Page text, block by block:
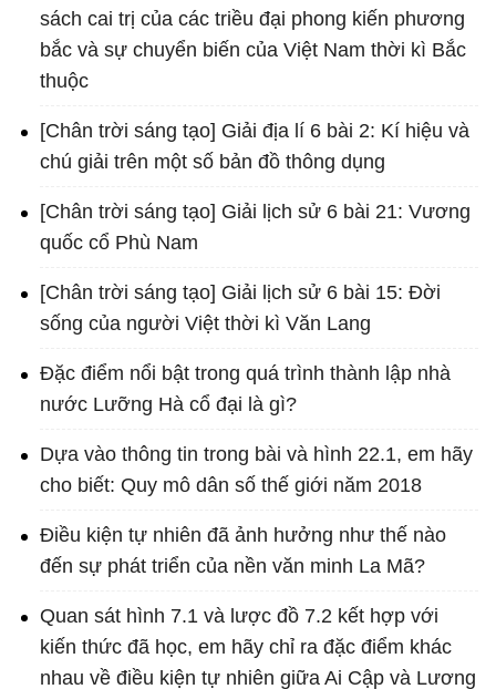
sách cai trị của các triều đại phong kiến phương
bắc và sự chuyển biến của Việt Nam thời kì Bắc
thuộc
[Chân trời sáng tạo] Giải địa lí 6 bài 2: Kí hiệu và
chú giải trên một số bản đồ thông dụng
[Chân trời sáng tạo] Giải lịch sử 6 bài 21: Vương
quốc cổ Phù Nam
[Chân trời sáng tạo] Giải lịch sử 6 bài 15: Đời
sống của người Việt thời kì Văn Lang
Đặc điểm nổi bật trong quá trình thành lập nhà
nước Lưỡng Hà cổ đại là gì?
Dựa vào thông tin trong bài và hình 22.1, em hãy
cho biết: Quy mô dân số thế giới năm 2018
Điều kiện tự nhiên đã ảnh hưởng như thế nào
đến sự phát triển của nền văn minh La Mã?
Quan sát hình 7.1 và lược đồ 7.2 kết hợp với
kiến thức đã học, em hãy chỉ ra đặc điểm khác
nhau về điều kiện tự nhiên giữa Ai Cập và Lương